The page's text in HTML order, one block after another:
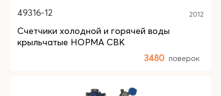
49316-12 2012
Счетчики холодной и горячей воды
крыльчатые НОРМА СВК
3480 поверок